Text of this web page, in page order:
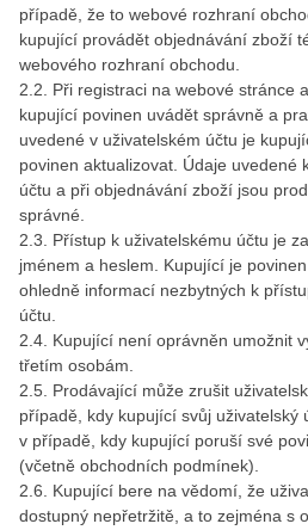
případě, že to webové rozhraní
kupující provádět objednávání zboží
webového rozhraní obchodu.
2.2. Při registraci na webové stránce
kupující povinen uvádět správně a
uvedené v uživatelském účtu je
povinen aktualizovat. Údaje uvedené
účtu a při objednávání zboží jsou
správné.
2.3. Přístup k uživatelskému účtu je
jménem a heslem. Kupující je
ohledně informací nezbytných k
účtu.
2.4. Kupující není oprávněn umožnit
třetím osobám.
2.5. Prodávající může zrušit
případě, kdy kupující svůj uživatelský
v případě, kdy kupující poruší své
(včetně obchodních podmínek).
2.6. Kupující bere na vědomí, že
dostupný nepřetržitě, a to zejména s